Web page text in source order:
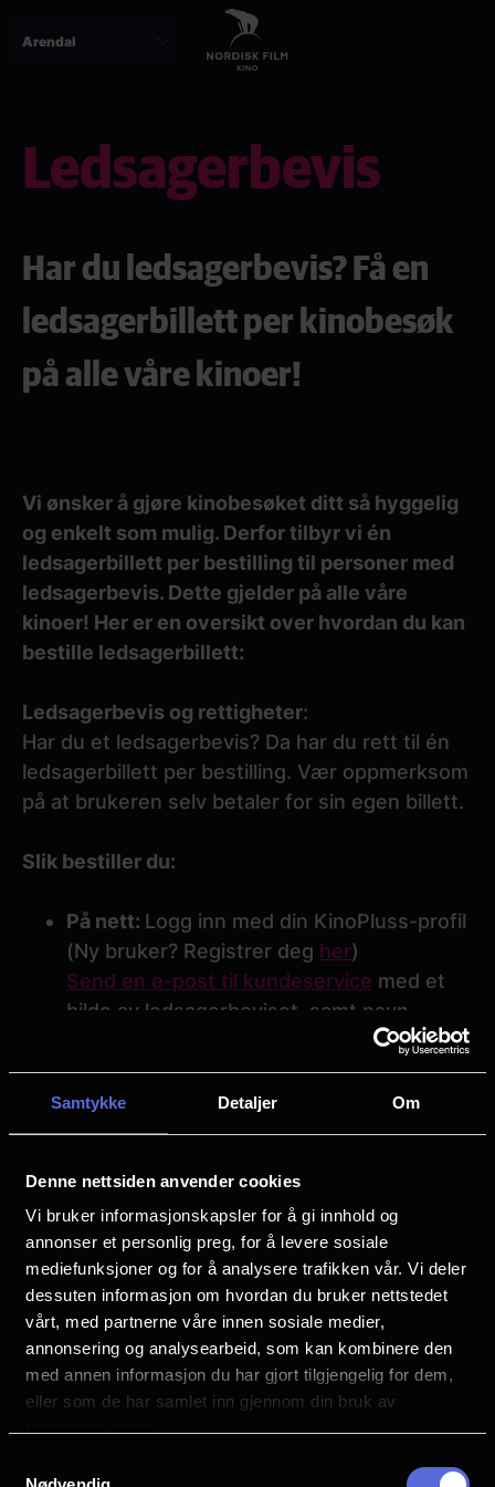
Samtykke Detaljer Om
Denne nettsiden anvender cookies
Vi bruker informasjonskapsler for å gi innhold og
annonser et personlig preg, for å levere sosiale
mediefunksjoner og for å analysere trafikken vår. Vi deler
dessuten informasjon om hvordan du bruker nettstedet
vårt, med partnerne våre innen sosiale medier,
annonsering og analysearbeid, som kan kombinere den
med annen informasjon du har gjort tilgjengelig for dem,
eller som de har samlet inn gjennom din bruk av
Ledsagerbevis
Har du ledsagerbevis? Få en
ledsagerbillett per kinobesøk
på alle våre kinoer!
Vi ønsker å gjøre kinobesøket ditt så hyggelig
og enkelt som mulig. Derfor tilbyr vi én
ledsagerbillett per bestilling til personer med
ledsagerbevis. Dette gjelder på alle våre
kinoer! Her er en oversikt over hvordan du kan
bestille ledsagerbillett:
Ledsagerbevis og rettigheter:
Har du et ledsagerbevis? Da har du rett til én
ledsagerbillett per bestilling. Vær oppmerksom
på at brukeren selv betaler for sin egen billett.
Slik bestiller du:
På nett: Logg inn med din KinoPluss-profil
(Ny bruker? Registrer deg her)
Send en e-post til kundeservice med et
bilde av ledsagerbeviset, samt navn,
mobilnummer og e-postadresse for
KinoPluss-profilen som ledsagertilgangen
skal knyttes til. Pass på at bevisets
varighet er synlig. Så fort du mottar en
det automatisk legges til én gratis
ledsagerbillett per bestilling via din
KinoPluss-profil.
Telefon: Foretrekker du å bestille over
telefon? Vårt vennlige kundeserviceteam
hjelper deg gjerne med en reservasjon! Se
våre åpningstiderher.
I kiosken : Foretrekker du å kjøpe billetter
direkte på kinoen? Det går fint! Du kan